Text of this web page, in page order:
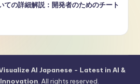
ての詳細解説：開発者のためのチート
AI Japanese - Latest in AI &
. All rights reserved.